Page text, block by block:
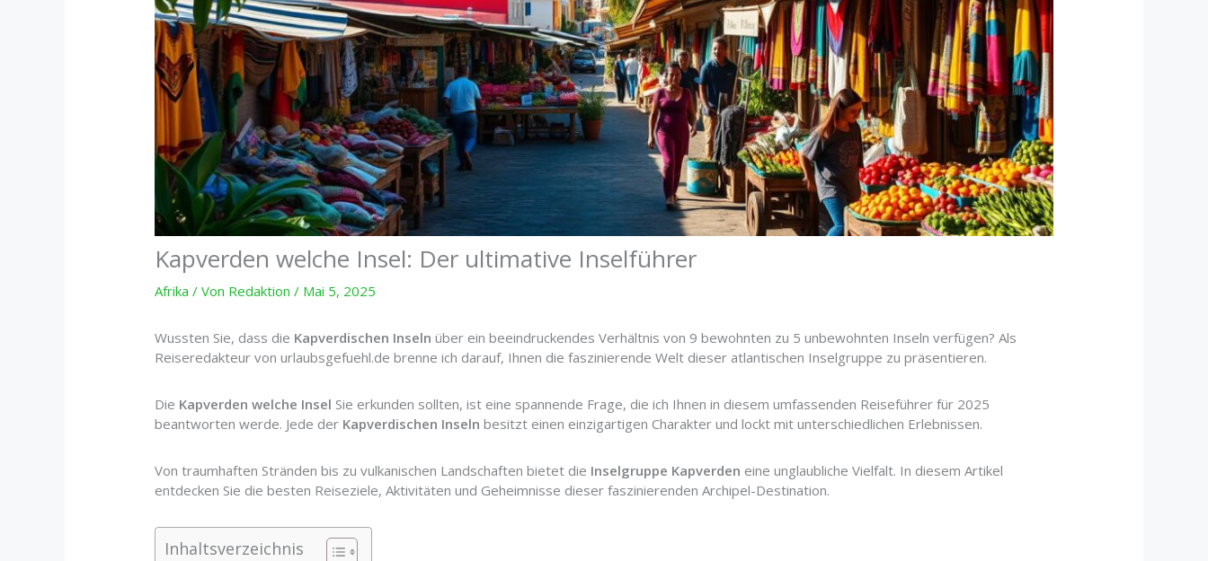
Kapverden welche Insel: Der ultimative Inselführer
Afrika / Von Redaktion/ Mai 5, 2025
Wussten Sie, dass die Kapverdischen Inseln über ein beeindruckendes Verhältnis von 9 bewohnten zu 5 unbewohnten Inseln verfügen? Als
Reiseredakteur von urlaubsgefuehl.de brenne ich darauf, Ihnen die faszinierende Welt dieser atlantischen Inselgruppe zu präsentieren.
Die Kapverden welche Insel Sie erkunden sollten, ist eine spannende Frage, die ich Ihnen in diesem umfassenden Reiseführer für 2025
beantworten werde. Jede der Kapverdischen Inseln besitzt einen einzigartigen Charakter und lockt mit unterschiedlichen Erlebnissen.
Von traumhaften Stränden bis zu vulkanischen Landschaften bietet die Inselgruppe Kapverden eine unglaubliche Vielfalt. In diesem Artikel
entdecken Sie die besten Reiseziele, Aktivitäten und Geheimnisse dieser faszinierenden Archipel-Destination.
Inhaltsverzeichnis